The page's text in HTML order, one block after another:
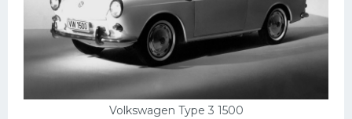
Volkswagen Type 3 1500